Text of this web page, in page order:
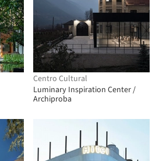
Centro Cultural
Luminary Inspiration Center /
Archiproba